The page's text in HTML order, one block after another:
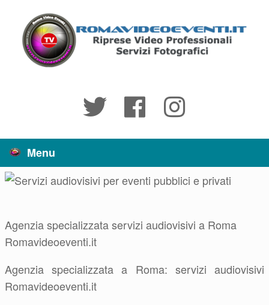
contenuto
Menu
Agenzia specializzata servizi audiovisivi a Roma
Romavideoeventi.it
Agenzia specializzata a Roma: servizi audiovisivi
Romavideoeventi.it